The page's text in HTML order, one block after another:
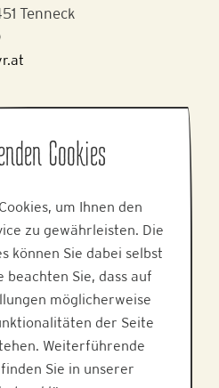
Tenneck
Co KG
Attnang-Puchheim
Cookies
um Ihnen den
zu gewährleisten. Die
können Sie dabei selbst
beachten Sie, dass auf
möglicherweise
der Seite
Weiterführende
Sie in unserer